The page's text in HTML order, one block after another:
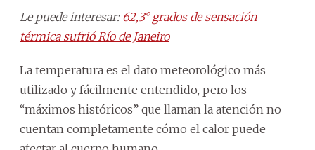
Le puede interesar: 62,3° grados de sensación
térmica sufrió Río de Janeiro
La temperatura es el dato meteorológico más
utilizado y fácilmente entendido, pero los
“máximos históricos” que llaman la atención no
cuentan completamente cómo el calor puede